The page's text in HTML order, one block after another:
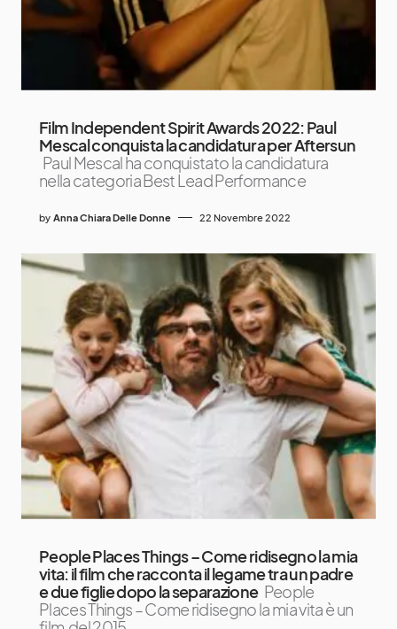
Film Independent Spirit Awards 2022: Paul
Mescal conquista la candidatura per Aftersun
Paul Mescal ha conquistato la candidatura
nella categoria Best Lead Performance
by Anna Chiara Delle Donne 22 Novembre 2022
People Places Things – Come ridisegno la mia
vita: il film che racconta il legame tra un padre
e due figlie dopo la separazione People
Places Things – Come ridisegno la mia vita è un